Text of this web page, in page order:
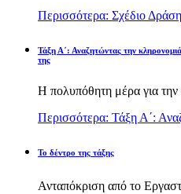
Περισσότερα: Σχέδιο
Τάξη Α΄: Αναζητώντας την
της
Η πολυπόθητη μέρα για την
Περισσότερα: Τάξη Α΄:
Το δέντρο της τάξης
Ανταπόκριση από το